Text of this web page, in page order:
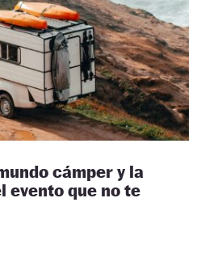
cámper y la
evento que no te